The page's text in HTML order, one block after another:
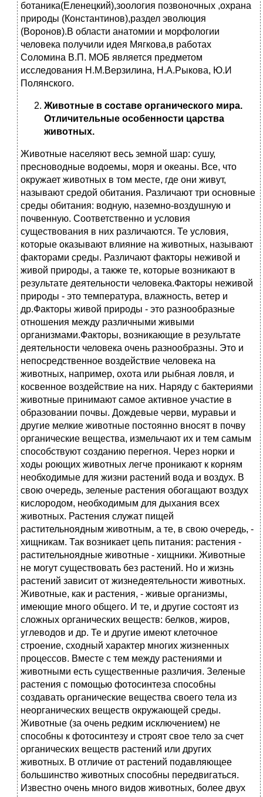
ботаника(Еленецкий),зоология позвоночных ,охрана
природы (Константинов),раздел эволюция
(Воронов).В области анатомии и морфологии
человека получили идея Мягкова,в работах
Соломина В.П. МОБ является предметом
исследования Н.М.Верзилина, Н.А.Рыкова, Ю.И
Полянского.
Животные в составе органического мира.
Отличительные особенности царства
животных.
Животные населяют весь земной шар: сушу,
пресноводные водоемы, моря и океаны. Все, что
окружает животных в том месте, где они живут,
называют средой обитания. Различают три основные
среды обитания: водную, наземно-воздушную и
почвенную. Соответственно и условия
существования в них различаются. Те условия,
которые оказывают влияние на животных, называют
факторами среды. Различают факторы неживой и
живой природы, а также те, которые возникают в
результате деятельности человека.Факторы неживой
природы - это температура, влажность, ветер и
др.Факторы живой природы - это разнообразные
отношения между различными живыми
организмами.Факторы, возникающие в результате
деятельности человека очень разнообразны. Это и
непосредственное воздействие человека на
животных, например, охота или рыбная ловля, и
косвенное воздействие на них. Наряду с бактериями
животные принимают самое активное участие в
образовании почвы. Дождевые черви, муравьи и
другие мелкие животные постоянно вносят в почву
органические вещества, измельчают их и тем самым
способствуют созданию перегноя. Через норки и
ходы роющих животных легче проникают к корням
необходимые для жизни растений вода и воздух. В
свою очередь, зеленые растения обогащают воздух
кислородом, необходимым для дыхания всех
животных. Растения служат пищей
растительноядным животным, а те, в свою очередь, -
хищникам. Так возникает цепь питания: растения -
растительноядные животные - хищники. Животные
не могут существовать без растений. Но и жизнь
растений зависит от жизнедеятельности животных.
Животные, как и растения, - живые организмы,
имеющие много общего. И те, и другие состоят из
сложных органических веществ: белков, жиров,
углеводов и др. Те и другие имеют клеточное
строение, сходный характер многих жизненных
процессов. Вместе с тем между растениями и
животными есть существенные различия. Зеленые
растения с помощью фотосинтеза способны
создавать органические вещества своего тела из
неорганических веществ окружающей среды.
Животные (за очень редким исключением) не
способны к фотосинтезу и строят свое тело за счет
органических веществ растений или других
животных. В отличие от растений подавляющее
большинство животных способны передвигаться.
Известно очень много видов животных, более двух